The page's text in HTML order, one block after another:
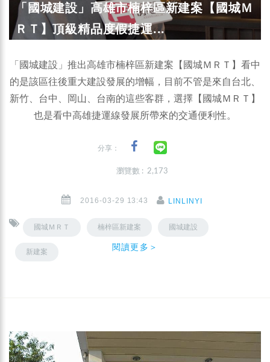
「國城建設」高雄市楠梓區新建案【國城Ｍ
ＲＴ】頂級精品度假捷運...
「國城建設」推出高雄市楠梓區新建案【國城ＭＲＴ】看中
的是該區往後重大建設發展的增幅，目前不管是來自台北、
新竹、台中、岡山、台南的這些客群，選擇【國城ＭＲＴ】
也是看中高雄捷運線發展所帶來的交通便利性。
分享：
瀏覽數 : 2,173
2016-03-29 13:43 LINLINYI
國城ＭＲＴ 楠梓區新建案 國城建設
新建案 閱讀更多＞